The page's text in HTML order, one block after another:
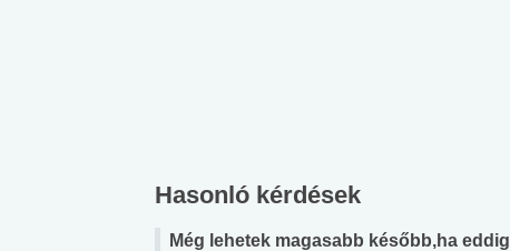
Hasonló kérdések
Még lehetek magasabb később,ha eddig